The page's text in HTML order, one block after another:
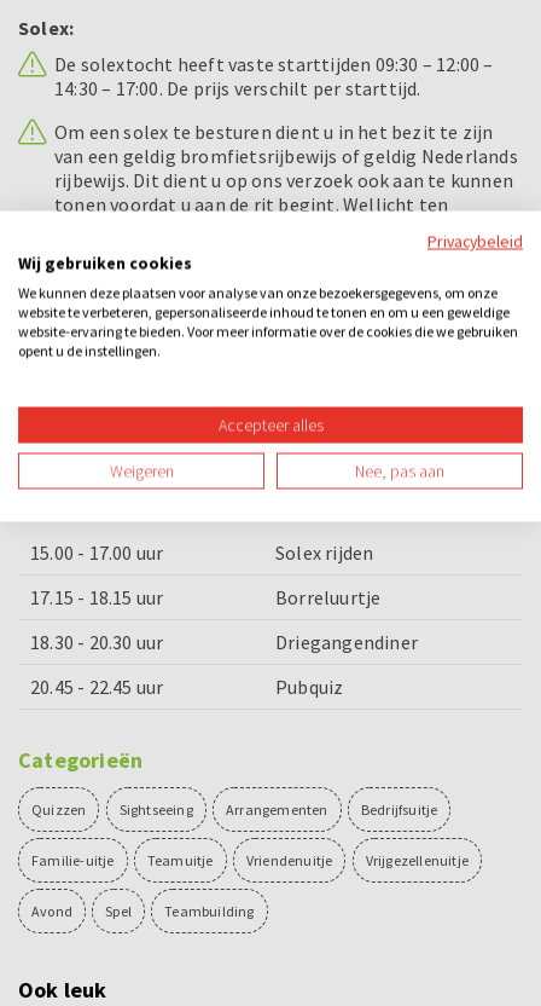
Solex:
De solextocht heeft vaste starttijden 09:30 – 12:00 –
14:30 – 17:00. De prijs verschilt per starttijd.
Om een solex te besturen dient u in het bezit te zijn
van een geldig bromfietsrijbewijs of geldig Nederlands
rijbewijs. Dit dient u op ons verzoek ook aan te kunnen
tonen voordat u aan de rit begint. Wellicht ten
overvloede, maar een ingetrokken of verlopen rijbewijs
wordt door ons niet gezien als een geldig rijbewijs.
Op elke solex hebben wij een WA- verzekering en een
schade opzittende verzekering afgesloten.
Borg per gezelschap is € 250,- deze dient u in
Alcohol en verkeer gaan niet samen.
15.00 - 17.00 uur
Solex rijden
17.15 - 18.15 uur
Borreluurtje
18.30 - 20.30 uur
Driegangendiner
20.45 - 22.45 uur
Pubquiz
Categorieën
Quizzen Sightseeing Arrangementen Bedrijfsuitje
Familie-uitje Teamuitje Vriendenuitje Vrijgezellenuitje
Avond Spel Teambuilding
Ook leuk
Privacybeleid
Wij gebruiken cookies
We kunnen deze plaatsen voor analyse van onze bezoekersgegevens, om onze
website te verbeteren, gepersonaliseerde inhoud te tonen en om u een geweldige
website-ervaring te bieden. Voor meer informatie over de cookies die we gebruiken
opent u de instellingen.
Accepteer alles
Weigeren Nee, pas aan